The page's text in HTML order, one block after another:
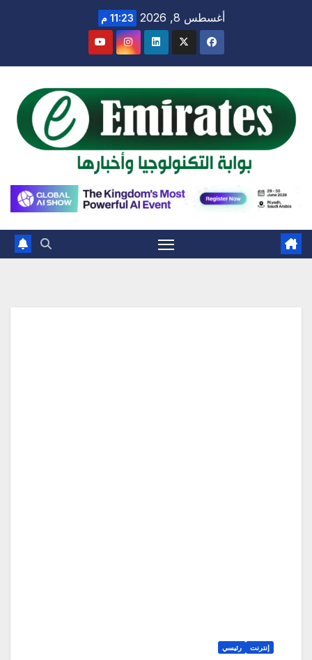
أغسطس 8, 2026 11:23 م
إنترنت رئيسي